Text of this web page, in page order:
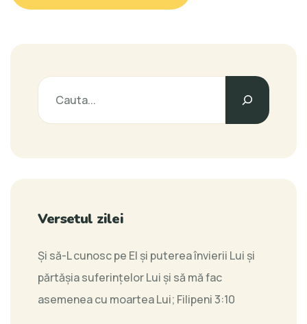
Versetul zilei
Şi să-L cunosc pe El şi puterea învierii Lui şi
părtăşia suferinţelor Lui şi să mă fac
asemenea cu moartea Lui; Filipeni 3:10